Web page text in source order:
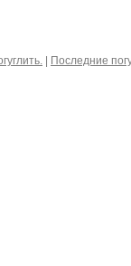
Последние